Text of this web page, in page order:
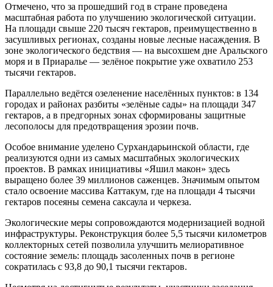
Отмечено, что за прошедший год в стране проведена
масштабная работа по улучшению экологической ситуации.
На площади свыше 220 тысяч гектаров, преимущественно в
засушливых регионах, созданы новые лесные насаждения. В
зоне экологического бедствия — на высохшем дне Аральского
моря и в Приаралье — зелёное покрытие уже охватило 253
тысячи гектаров.
Параллельно ведётся озеленение населённых пунктов: в 134
городах и районах разбиты «зелёные сады» на площади 347
гектаров, а в предгорных зонах сформированы защитные
лесополосы для предотвращения эрозии почв.
Особое внимание уделено Сурхандарьинской области, где
реализуются одни из самых масштабных экологических
проектов. В рамках инициативы «Яшил макон» здесь
выращено более 39 миллионов саженцев. Значимым опытом
стало освоение массива Каттакум, где на площади 4 тысячи
гектаров посеяны семена саксаула и черкеза.
Экологические меры сопровождаются модернизацией водной
инфраструктуры. Реконструкция более 5,5 тысячи километров
коллекторных сетей позволила улучшить мелиоративное
состояние земель: площадь засоленных почв в регионе
сократилась с 93,8 до 90,1 тысячи гектаров.